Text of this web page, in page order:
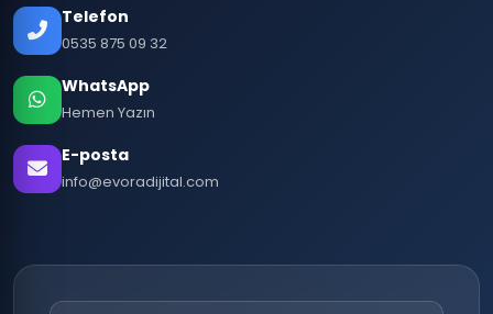
Telefon
0535 875 09 32
WhatsApp
Hemen Yazın
E-posta
info@evoradijital.com